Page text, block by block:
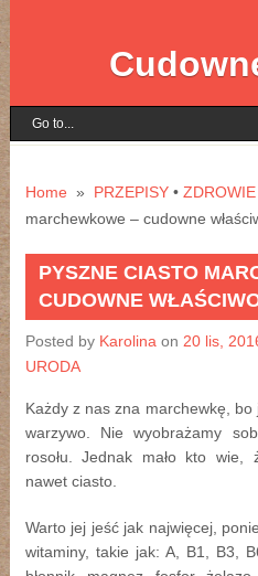
Home » PRZEPISY•
marchewkowe – cudowne
PYSZNE CIASTO
CUDOWNE
Posted by Karolina on 20 lis,
URODA
Każdy z nas zna marchewkę,
warzywo. Nie wyobrażamy
rosołu. Jednak mało kto
nawet ciasto.
Warto jej jeść jak najwięcej,
witaminy, takie jak: A, B1, B3,